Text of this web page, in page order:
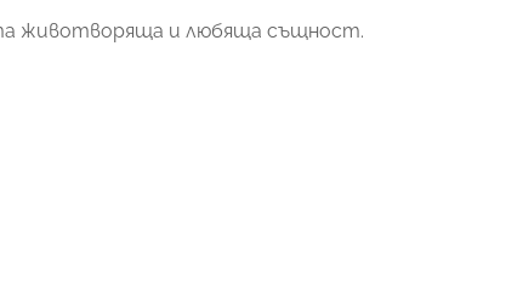
животворяща и любяща същност.